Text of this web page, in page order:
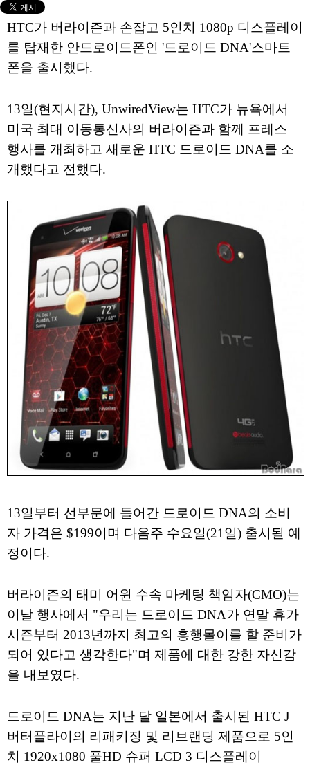
HTC가 버라이즌과 손잡고 5인치 1080p 디스플레이
를 탑재한 안드로이드폰인 '드로이드 DNA'스마트
폰을 출시했다.
13일(현지시간), UnwiredView는 HTC가 뉴욕에서
미국 최대 이동통신사의 버라이즌과 함께 프레스
행사를 개최하고 새로운 HTC 드로이드 DNA를 소
개했다고 전했다.
13일부터 선부문에 들어간 드로이드 DNA의 소비
자 가격은 $199이며 다음주 수요일(21일) 출시될 예
정이다.
버라이즌의 태미 어윈 수속 마케팅 책임자(CMO)는
이날 행사에서 "우리는 드로이드 DNA가 연말 휴가
시즌부터 2013년까지 최고의 흥행몰이를 할 준비가
되어 있다고 생각한다"며 제품에 대한 강한 자신감
을 내보였다.
드로이드 DNA는 지난 달 일본에서 출시된 HTC J
버터플라이의 리패키징 및 리브랜딩 제품으로 5인
치 1920x1080 풀HD 슈퍼 LCD 3 디스플레이